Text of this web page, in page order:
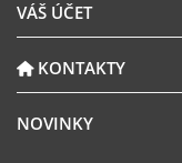
VÁŠ ÚČET
KONTAKTY
NOVINKY